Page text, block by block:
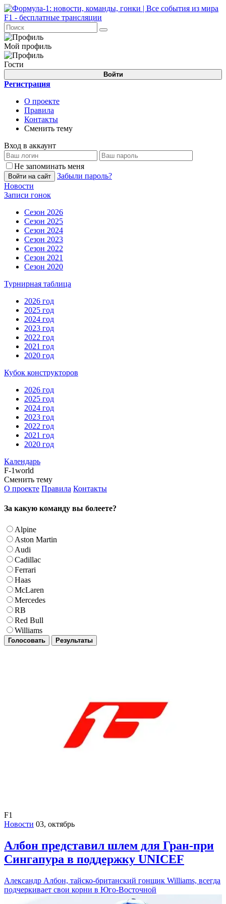
Мой профиль
Гости
Войти
Регистрация
О проекте
Правила
Контакты
Сменить тему
Вход в аккаунт
Не запоминать меня
Войти на сайт
Забыли пароль?
Новости
Записи гонок
Сезон 2026
Сезон 2025
Сезон 2024
Сезон 2023
Сезон 2022
Сезон 2021
Сезон 2020
Турнирная таблица
2026 год
2025 год
2024 год
2023 год
2022 год
2021 год
2020 год
Кубок конструкторов
2026 год
2025 год
2024 год
2023 год
2022 год
2021 год
2020 год
Календарь
F-1world
Сменить тему
О проекте Правила Контакты
За какую команду вы болеете?
Alpine
Aston Martin
Audi
Cadillac
Ferrari
Haas
McLaren
Mercedes
RB
Red Bull
Williams
Голосовать Результаты
F1
Новости 03, октябрь
Албон представил шлем для Гран-при
Сингапура в поддержку UNICEF
Александр Албон, тайско-британский гонщик Williams, всегда
подчеркивает свои корни в Юго-Восточной